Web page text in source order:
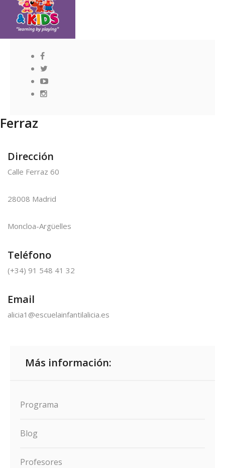
Ferraz
Dirección
Calle Ferraz 60
28008 Madrid
Moncloa-Argüelles
Teléfono
(+34) 91 548 41 32
Email
alicia1@escuelainfantilalicia.es
Más información:
Programa
Blog
Profesores